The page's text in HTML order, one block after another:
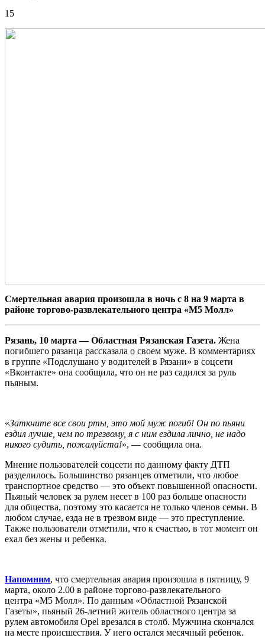
15
Смертельная авария произошла в ночь с 8 на 9 марта в
районе торгово-развлекательного центра «М5 Молл»
Рязань, 10 марта — Областная Рязанская Газета. Жена
погибшего рязанца рассказала о своем муже. В комментариях
в группе «Подслушано у водителей в Рязани» в соцсети
«Вконтакте» она сообщила, что он не раз садился за руль
пьяным.
«Заткните все свои рты, это мой муж погиб! Он по пьяни
ездил лучше, чем по трезвому, я с ним ездила лично, не надо
никого судить, пожалуйста!», — сообщила она.
Мнение пользователей соцсети по данному факту ДТП
разделилось. Большинство рязанцев отметили, что любое
транспортное средство — это объект повышенной опасности.
Пьяный человек за рулем несет в 100 раз больше опасности
для общества, поэтому это касается не только членов семьи. В
любом случае, езда не в трезвом виде — это преступление.
Также пользователи отметили, что к счастью, в тот момент он
ехал без жены и ребенка.
Напомним, что смертельная авария произошла в пятницу, 9
марта, около 2.00 в районе торгово-развлекательного
центра «М5 Молл». По данным «Областной Рязанской
Газеты», пьяный 26-летний житель областного центра за
рулем автомобиля Opel врезался в столб. Мужчина скончался
на месте происшествия. У него остался месячный ребенок.